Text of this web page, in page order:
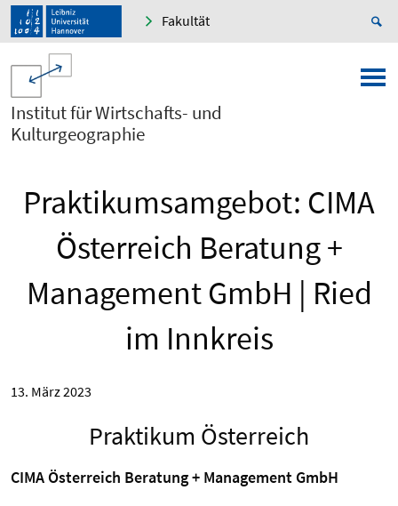
Fakultät
Institut für Wirtschafts- und
Kulturgeographie
Praktikumsamgebot: CIMA
Österreich Beratung +
Management GmbH | Ried
im Innkreis
13. März 2023
Praktikum Österreich
CIMA Österreich Beratung + Management GmbH